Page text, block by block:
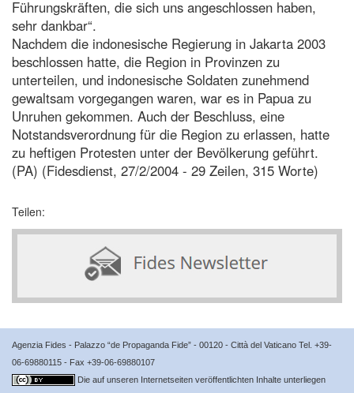
Führungskräften, die sich uns angeschlossen haben,
sehr dankbar“.
Nachdem die indonesische Regierung in Jakarta 2003
beschlossen hatte, die Region in Provinzen zu
unterteilen, und indonesische Soldaten zunehmend
gewaltsam vorgegangen waren, war es in Papua zu
Unruhen gekommen. Auch der Beschluss, eine
Notstandsverordnung für die Region zu erlassen, hatte
zu heftigen Protesten unter der Bevölkerung geführt.
(PA) (Fidesdienst, 27/2/2004 - 29 Zeilen, 315 Worte)
Teilen:
Agenzia Fides - Palazzo “de Propaganda Fide” - 00120 - Città del Vaticano Tel. +39-
06-69880115 - Fax +39-06-69880107
Die auf unseren Internetseiten veröffentlichten Inhalte unterliegen